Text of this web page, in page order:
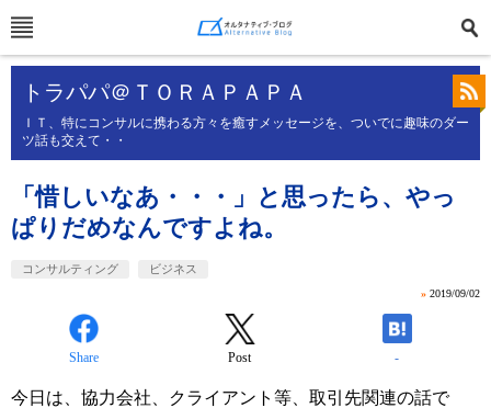
トラパパ＠ＴＯＲＡＰＡＰＡ
ＩＴ、特にコンサルに携わる方々を癒すメッセージを、ついでに趣味のダー
ツ話も交えて・・
「惜しいなあ・・・」と思ったら、やっ
ぱりだめなんですよね。
コンサルティング ビジネス
» 2019/09/02
Share Post -
今日は、協力会社、クライアント等、取引先関連の話で